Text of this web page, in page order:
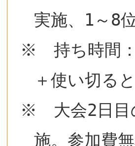
実施、1～8
※ 持ち時間：
＋使い切る
※ 大会2日目
施。参加費